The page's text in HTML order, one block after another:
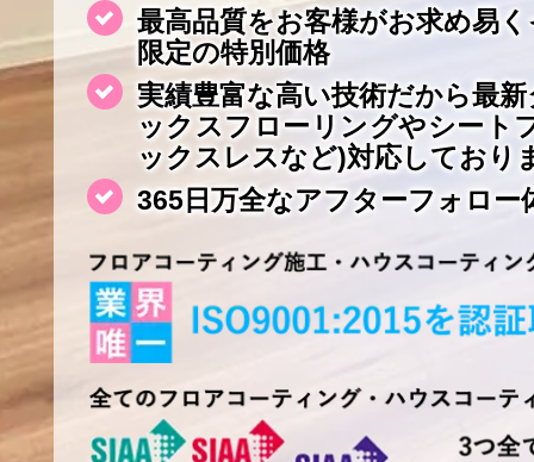
最高品質をお客様がお求め易
限定の特別価格
実績豊富な高い技術だから最
ックスフローリングやシート
ックスレスなど)対応しており
365日万全なアフターフォロー